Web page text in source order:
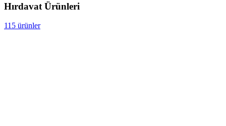
Hırdavat Ürünleri
115 ürünler